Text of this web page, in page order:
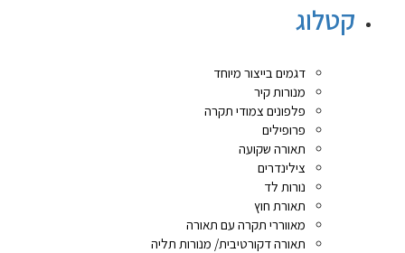
קטלוג
דגמים בייצור מיוחד
מנורות קיר
פלפונים צמודי תקרה
פרופילים
תאורה שקועה
צילינדרים
נורות לד
תאורת חוץ
מאווררי תקרה עם תאורה
תאורה דקורטיבית/ מנורות תליה